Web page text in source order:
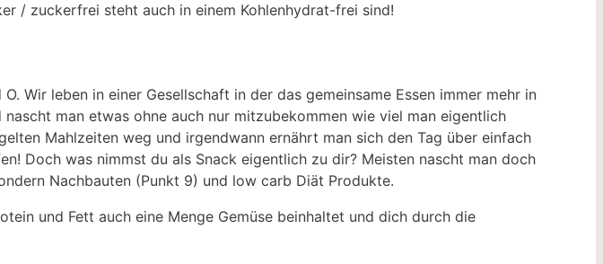
/ zuckerfrei steht auch in einem Kohlenhydrat-frei sind!
Wir leben in einer Gesellschaft in der das gemeinsame Essen immer mehr in
man etwas ohne auch nur mitzubekommen wie viel man eigentlich
Mahlzeiten weg und irgendwann ernährt man sich den Tag über einfach
Doch was nimmst du als Snack eigentlich zu dir? Meisten nascht man doch
Nachbauten (Punkt 9) und low carb Diät Produkte.
und Fett auch eine Menge Gemüse beinhaltet und dich durch die